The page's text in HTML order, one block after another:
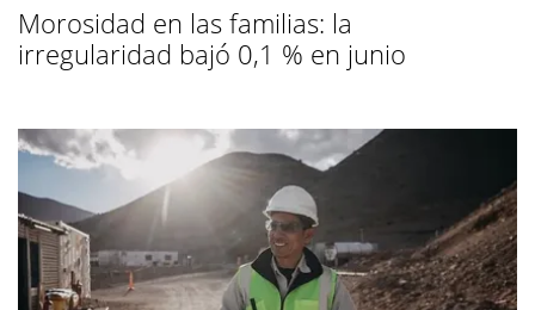
Morosidad en las familias: la
irregularidad bajó 0,1 % en junio